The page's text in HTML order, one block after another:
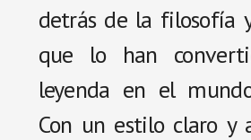
detrás de la filosofía
que lo han
leyenda en el
Con un estilo claro y